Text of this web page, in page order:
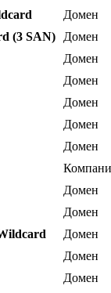
Домен
(3 SAN)
Домен
Домен
Домен
Домен
Домен
Домен
Домен
Домен
Домен
Домен
Домен